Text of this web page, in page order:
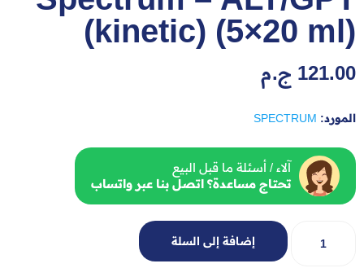
(kinetic) (5×20 ml)
121.00 ج.م
المورد: SPECTRUM
آلاء / أسئلة ما قبل البيع
تحتاج مساعدة؟ اتصل بنا عبر واتساب
إضافة إلى السلة